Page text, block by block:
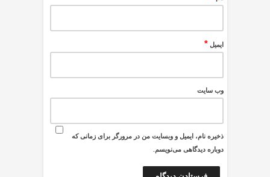
ایمیل*
وب‌ سایت
ذخیره نام، ایمیل و وبسایت من در مرورگر برای زمانی که
دوباره دیدگاهی می‌نویسم.